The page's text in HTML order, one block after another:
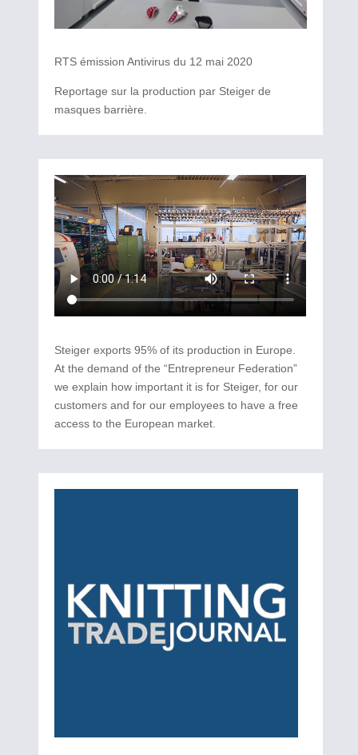
RTS émission Antivirus du 12 mai 2020
Reportage sur la production par Steiger de
masques barrière.
Steiger exports 95% of its production in Europe.
At the demand of the “Entrepreneur Federation”
we explain how important it is for Steiger, for our
customers and for our employees to have a free
access to the European market.